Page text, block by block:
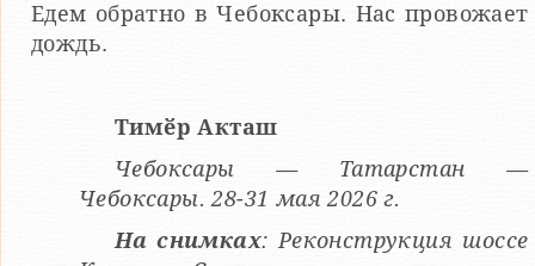
Едем обратно в Чебоксары. Нас провожает
дождь.
Тимӗр Акташ
Чебоксары — Татарстан —
Чебоксары. 28-31 мая 2026 г.
На снимках: Реконструкция шоссе